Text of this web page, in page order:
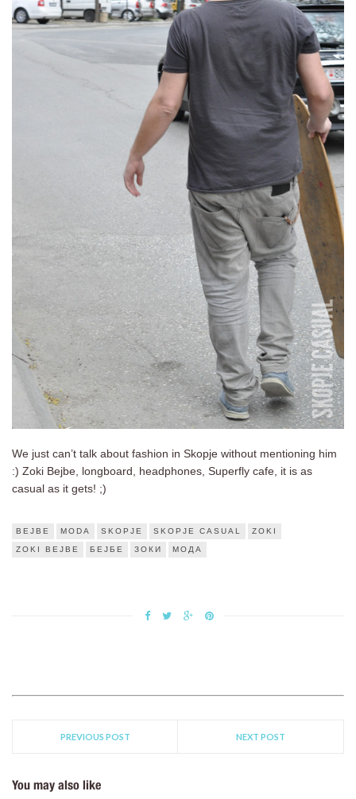
We just can’t talk about fashion in Skopje without mentioning him
:) Zoki Bejbe, longboard, headphones, Superfly cafe, it is as
casual as it gets! ;)
BEJBE MODA SKOPJE SKOPJE CASUAL ZOKI
ZOKI BEJBE БЕЈБЕ ЗОКИ МОДА
PREVIOUS POST NEXT POST
You may also like